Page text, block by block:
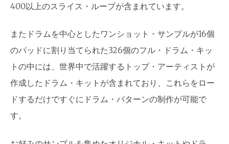
400以上のスライス・ループが含まれています。
またドラムを中心としたワンショット・サンプルが16個
のパッドに割り当てられた326個のフル・ドラム・キッ
トの中には、世界中で活躍するトップ・アーティストが
作成したドラム・キットが含まれており、これらをロー
ドするだけですぐにドラム・パターンの制作が可能で
す。